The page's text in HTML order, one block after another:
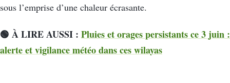
sous l’emprise d’une chaleur écrasante.
🟢 À LIRE AUSSI : Pluies et orages persistants ce 3 juin :
alerte et vigilance météo dans ces wilayas